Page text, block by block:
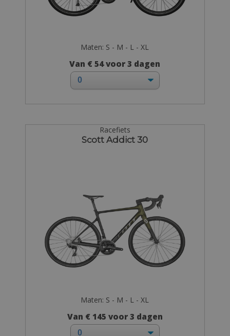
Maten: S - M - L - XL
Van € 54 voor 3 dagen
Racefiets
Scott Addict 30
Maten: S - M - L - XL
Van € 145 voor 3 dagen